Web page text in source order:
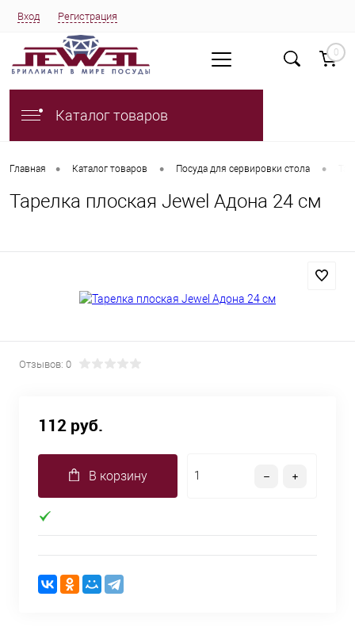
Вход Регистрация
0
Каталог товаров
Главная • Каталог товаров • Посуда для сервировки стола •
Тарелка плоская Jewel Адона 24 см
Отзывов: 0
112 руб.
В корзину